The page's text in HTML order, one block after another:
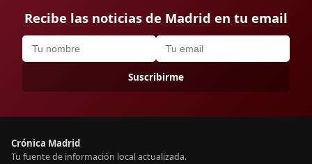
Recibe las noticias de Madrid en tu email
Suscribirme
Crónica Madrid
Tu fuente de información local actualizada.